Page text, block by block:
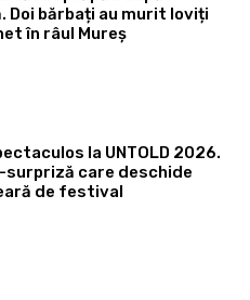
Doi bărbați au murit loviți
în râul Mureș
la UNTOLD 2026.
care deschide
de festival